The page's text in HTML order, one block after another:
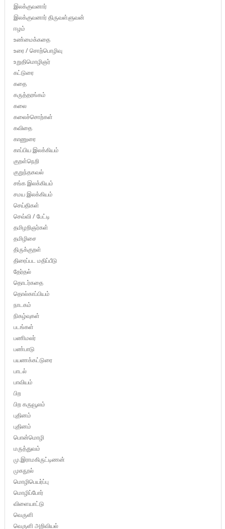
இலக்குவனார்
இலக்குவனார் திருவள்ளுவன்
ஈழம்
உண்மைக்கதை
உரை / சொற்பொழிவு
உறுதிமொழிஞர்
கட்டுரை
கதை
கருத்தரங்கம்
கலை
கலைச்சொற்கள்
கவிதை
காணுரை
காப்பிய இலக்கியம்
குறள்நெறி
குறுந்தகவல்
சங்க இலக்கியம்
சமய இலக்கியம்
செய்திகள்
செவ்வி / பேட்டி
தமிழறிஞர்கள்
தமிழிசை
திருக்குறள்
திரைப்பட மதிப்பீடு
தேர்தல்
தொடர்கதை
தொல்காப்பியம்
நாடகம்
நிகழ்வுகள்
படங்கள்
பணிமலர்
பண்பாடு
பயணக்கட்டுரை
பாடல்
பாவியம்
பிற
பிற கருவூலம்
புதினம்
புதினம்
பொன்மொழி
மருத்துவம்
மு.இராமகிருட்டிணன்
முகநூல்
மொழிபெயர்ப்பு
மொழிப்போர்
விளையாட்டு
வெருளி
வெருளி அறிவியல்